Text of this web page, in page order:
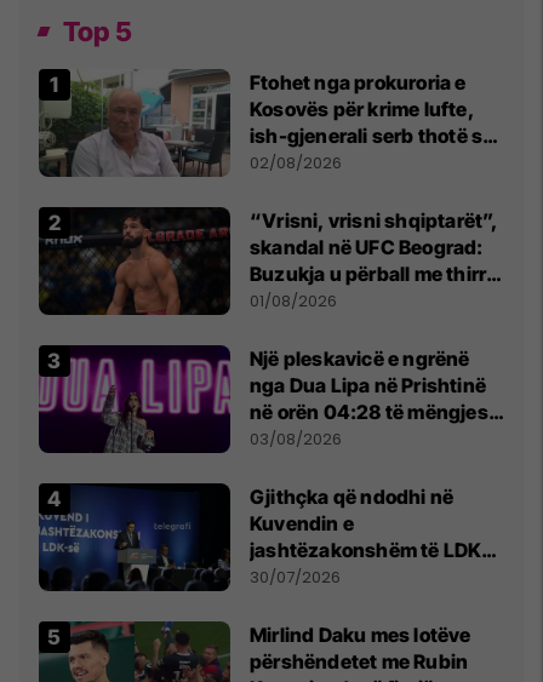
Top 5
Ftohet nga prokuroria e
Kosovës për krime lufte,
ish-gjenerali serb thotë se
dikush e tradhtoi në
02/08/2026
“Vrisni, vrisni shqiptarët”,
skandal në UFC Beograd:
Buzukja u përball me thirrje
anti-shqiptare nga
01/08/2026
Një pleskavicë e ngrënë
nga Dua Lipa në Prishtinë
në orën 04:28 të mëngjesit
- dhe bota digjitale serbe
03/08/2026
Gjithçka që ndodhi në
Kuvendin e
jashtëzakonshëm të LDK-
së
30/07/2026
Mirlind Daku mes lotëve
përshëndetet me Rubin